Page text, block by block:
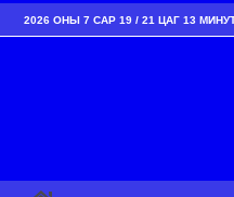
2026 ОНЫ 7 САР 19 / 21 ЦАГ 13